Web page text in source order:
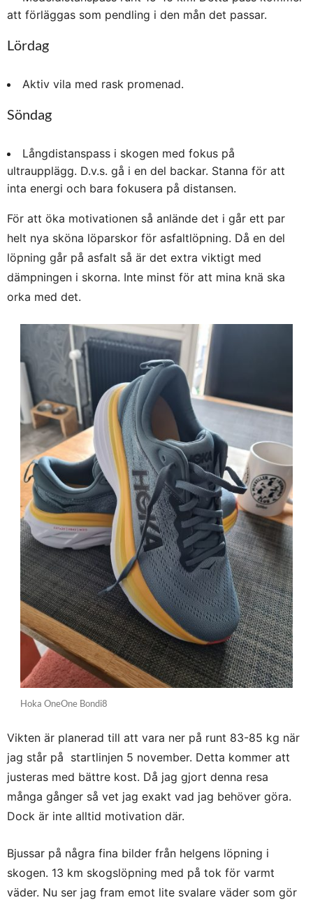
att förläggas som pendling i den mån det passar.
Lördag
Aktiv vila med rask promenad.
Söndag
Långdistanspass i skogen med fokus på
ultraupplägg. D.v.s. gå i en del backar. Stanna för att
inta energi och bara fokusera på distansen.
För att öka motivationen så anlände det i går ett par
helt nya sköna löparskor för asfaltlöpning. Då en del
löpning går på asfalt så är det extra viktigt med
dämpningen i skorna. Inte minst för att mina knä ska
orka med det.
Hoka OneOne Bondi8
Vikten är planerad till att vara ner på runt 83-85 kg när
jag står på startlinjen 5 november. Detta kommer att
justeras med bättre kost. Då jag gjort denna resa
många gånger så vet jag exakt vad jag behöver göra.
Dock är inte alltid motivation där.
Bjussar på några fina bilder från helgens löpning i
skogen. 13 km skogslöpning med på tok för varmt
väder. Nu ser jag fram emot lite svalare väder som gör